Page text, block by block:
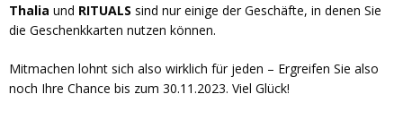
Thalia und RITUALS sind nur einige der Geschäfte, in denen Sie
die Geschenkkarten nutzen können.
Mitmachen lohnt sich also wirklich für jeden – Ergreifen Sie also
noch Ihre Chance bis zum 30.11.2023. Viel Glück!